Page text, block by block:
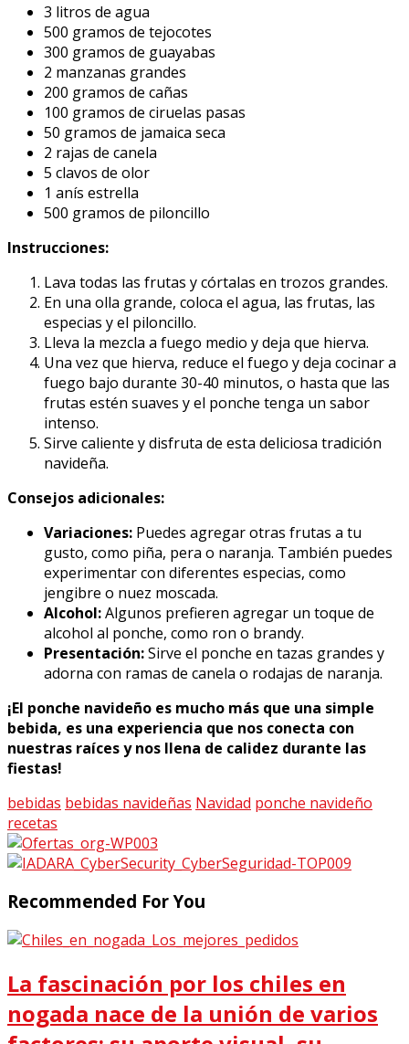
3 litros de agua
500 gramos de tejocotes
300 gramos de guayabas
2 manzanas grandes
200 gramos de cañas
100 gramos de ciruelas pasas
50 gramos de jamaica seca
2 rajas de canela
5 clavos de olor
1 anís estrella
500 gramos de piloncillo
Instrucciones:
Lava todas las frutas y córtalas en trozos grandes.
En una olla grande, coloca el agua, las frutas, las
especias y el piloncillo.
Lleva la mezcla a fuego medio y deja que hierva.
Una vez que hierva, reduce el fuego y deja cocinar a
fuego bajo durante 30-40 minutos, o hasta que las
frutas estén suaves y el ponche tenga un sabor
intenso.
Sirve caliente y disfruta de esta deliciosa tradición
navideña.
Consejos adicionales:
Variaciones: Puedes agregar otras frutas a tu
gusto, como piña, pera o naranja. También puedes
experimentar con diferentes especias, como
jengibre o nuez moscada.
Alcohol:Algunos prefieren agregar un toque de
alcohol al ponche, como ron o brandy.
Presentación:Sirve el ponche en tazas grandes y
adorna con ramas de canela o rodajas de naranja.
¡El ponche navideño es mucho más que una simple
bebida, es una experiencia que nos conecta con
nuestras raíces y nos llena de calidez durante las
fiestas!
bebidas bebidas navideñas Navidad ponche navideño
recetas
Recommended For You
La fascinación por los chiles en
nogada nace de la unión de varios